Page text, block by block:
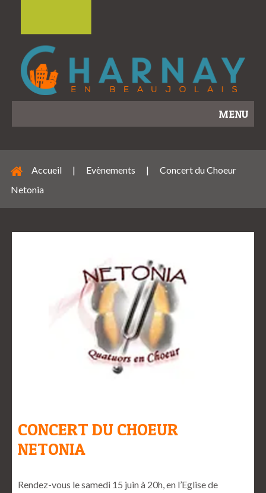
MENU
Accueil | Evènements |
Concert du Choeur
Netonia
CONCERT DU CHOEUR
NETONIA
Rendez-vous le samedi 15 juin à 20h, en l’Eglise de